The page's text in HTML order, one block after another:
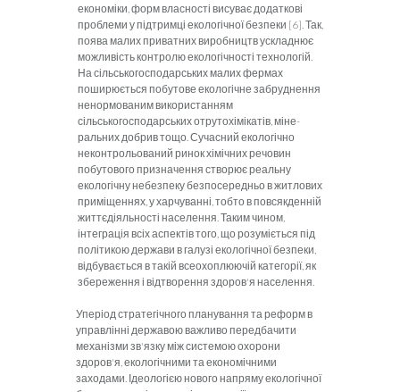
економіки, форм власності висуває додаткові
проблеми у підтримці екологічної безпеки [6]. Так,
поява малих приват­них виробництв ускладнює
можливість контролю екологічності технологій.
На сільськогосподарських малих фермах
поширюється побутове екологічне забруд­нення
ненормованим використанням
сільськогосподарських отрутохімікатів, міне­
ральних добрив тощо. Сучасний екологічно
неконтрольований ринок хімічних речовин
побутового призначення створює реальну
екологічну небезпеку безпосе­редньо в житлових
приміщеннях, у харчуванні, тобто в повсякденній
життєдіяль­ності населення. Таким чином,
інтеграція всіх аспектів того, що розуміється під
політикою держави в галузі екологічної безпеки,
відбувається в такій всеохоплюючій кате­горії, як
збереження і відтворення здоров'я населення.
Уперіод стратегічного планування та реформ в
управлінні державою важливо передбачити
механізми зв'язку між системою охорони
здоров'я, еко­логічними та економічними
заходами. Ідеологією нового напряму екологічної